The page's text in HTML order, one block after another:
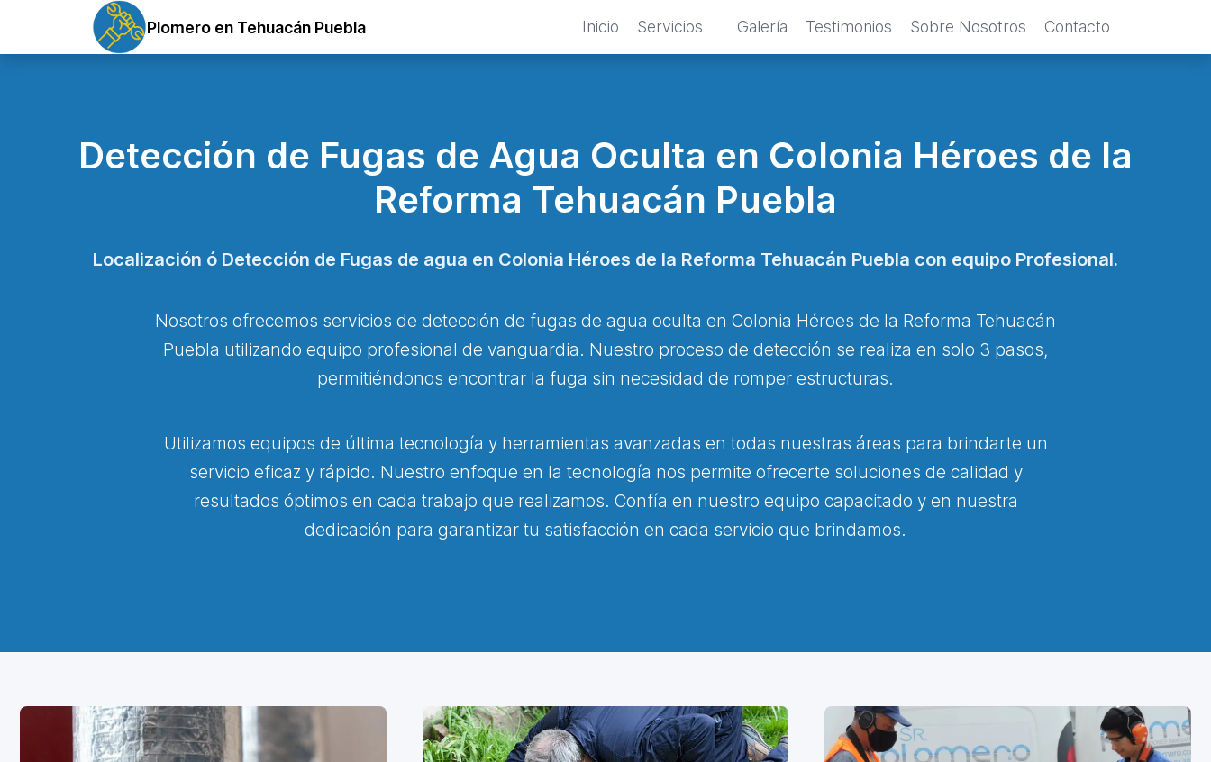
Plomero en Tehuacán Puebla Inicio Servicios Galería Testimonios Sobre Nosotros Contacto
Detección de Fugas de Agua Oculta en Colonia Héroes de la
Reforma Tehuacán Puebla
Localización ó Detección de Fugas de agua en Colonia Héroes de la Reforma Tehuacán Puebla con equipo Profesional.
Nosotros ofrecemos servicios de detección de fugas de agua oculta en Colonia Héroes de la Reforma Tehuacán
Puebla utilizando equipo profesional de vanguardia. Nuestro proceso de detección se realiza en solo 3 pasos,
permitiéndonos encontrar la fuga sin necesidad de romper estructuras.
Utilizamos equipos de última tecnología y herramientas avanzadas en todas nuestras áreas para brindarte un
servicio eficaz y rápido. Nuestro enfoque en la tecnología nos permite ofrecerte soluciones de calidad y
resultados óptimos en cada trabajo que realizamos. Confía en nuestro equipo capacitado y en nuestra
dedicación para garantizar tu satisfacción en cada servicio que brindamos.